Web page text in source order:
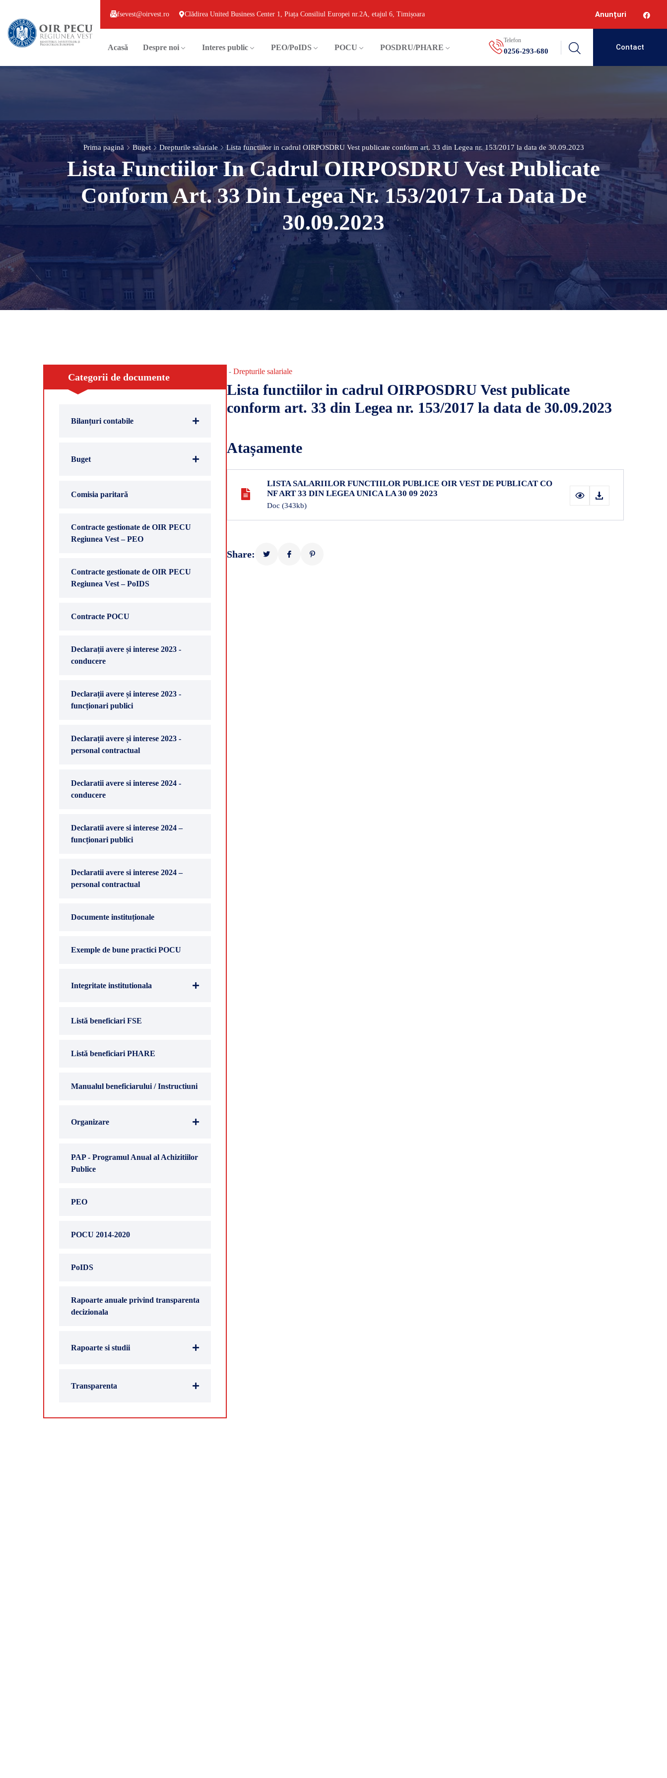
fsevest@oirvest.ro Clădirea United Business Center 1, Piața Consiliul Europei nr.2A, etajul 6, Timișoara Anunțuri
Acasă Despre noi Interes public PEO/PoIDS POCU POSDRU/PHARE
Telefon
0256-293-680 Contact
Prima pagină Buget Drepturile salariale Lista functiilor in cadrul OIRPOSDRU Vest publicate conform art. 33 din Legea nr. 153/2017 la data de 30.09.2023
Lista Functiilor In Cadrul OIRPOSDRU Vest Publicate
Conform Art. 33 Din Legea Nr. 153/2017 La Data De
30.09.2023
Categorii de documente
Bilanțuri contabile
Buget
Comisia paritară
Contracte gestionate de OIR PECU
Regiunea Vest – PEO
Contracte gestionate de OIR PECU
Regiunea Vest – PoIDS
Contracte POCU
Declarații avere și interese 2023 -
conducere
Declarații avere și interese 2023 -
funcționari publici
Declarații avere și interese 2023 -
personal contractual
Declaratii avere si interese 2024 -
conducere
Declaratii avere si interese 2024 –
funcționari publici
Declaratii avere si interese 2024 –
personal contractual
Documente instituționale
Exemple de bune practici POCU
Integritate institutionala
Listă beneficiari FSE
Listă beneficiari PHARE
Manualul beneficiarului / Instructiuni
Organizare
PAP - Programul Anual al Achizitiilor
Publice
PEO
POCU 2014-2020
PoIDS
Rapoarte anuale privind transparenta
decizionala
Rapoarte si studii
Transparenta
- Drepturile salariale
Lista functiilor in cadrul OIRPOSDRU Vest publicate
conform art. 33 din Legea nr. 153/2017 la data de 30.09.2023
Atașamente
LISTA SALARIILOR FUNCTIILOR PUBLICE OIR VEST DE PUBLICAT CO
NF ART 33 DIN LEGEA UNICA LA 30 09 2023
Doc (343kb)
Share: